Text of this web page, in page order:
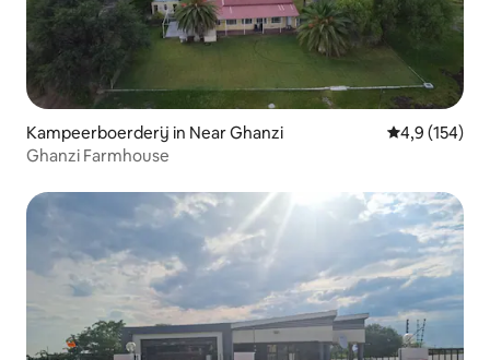
Kampeerboerderij in Near Ghanzi Gemiddelde
4,9 (154)
Ghanzi Farmhouse